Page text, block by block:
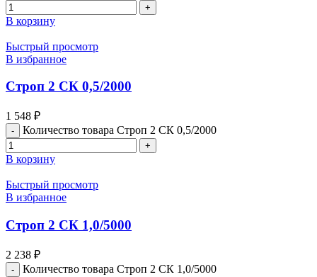
В корзину
Быстрый просмотр
В избранное
Строп 2 СК 0,5/2000
1 548 ₽
Количество товара Строп 2 СК 0,5/2000
В корзину
Быстрый просмотр
В избранное
Строп 2 СК 1,0/5000
2 238 ₽
Количество товара Строп 2 СК 1,0/5000